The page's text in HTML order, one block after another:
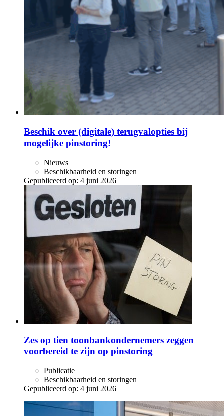
Beschik over (digitale) terugvalopties bij
mogelijke pinstoring!
Nieuws
Beschikbaarheid en storingen
Gepubliceerd op: 4 juni 2026
Zes op tien toonbankondernemers zeggen
voorbereid te zijn op pinstoring
Publicatie
Beschikbaarheid en storingen
Gepubliceerd op: 4 juni 2026